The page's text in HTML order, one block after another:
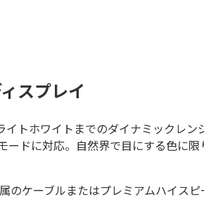
スプレイ
トホワイトまでのダイナミックレン
ードに対応。自然界で目にする色に
のケーブルまたはプレミアムハイス